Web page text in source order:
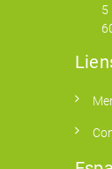
5